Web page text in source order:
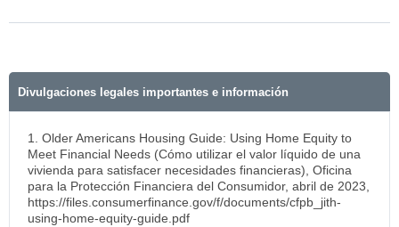
Divulgaciones legales importantes e información
1. Older Americans Housing Guide: Using Home Equity to
Meet Financial Needs (Cómo utilizar el valor líquido de una
vivienda para satisfacer necesidades financieras), Oficina
para la Protección Financiera del Consumidor, abril de 2023,
https://files.consumerfinance.gov/f/documents/cfpb_jith-
using-home-equity-guide.pdf